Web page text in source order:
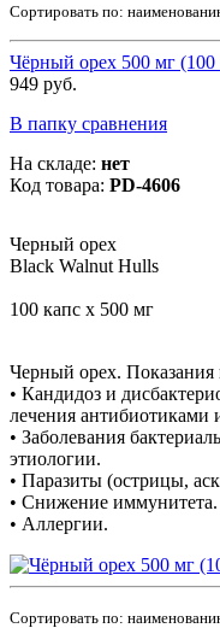
Сортировать по:
Чёрный орех 500 мг (100
949 руб.
В папку сравнения
На складе: нет
Код товара: PD-4606
Черный орех
Black Walnut Hulls
100 капс х 500 мг
Черный орех.
• Кандидоз и
лечения антибиотиками
• Заболевания
этиологии.
• Паразиты (острицы,
• Снижение иммунитета.
• Аллергии.
Сортировать по: